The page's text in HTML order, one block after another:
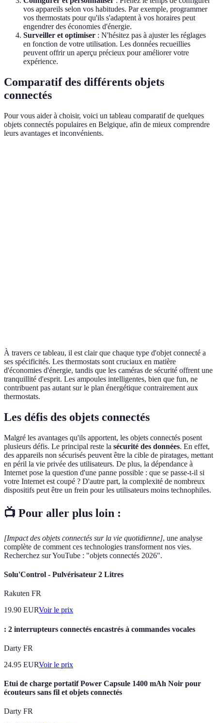
vos appareils selon vos habitudes. Par exemple, programmer
vos thermostats pour qu'ils s'adaptent à vos horaires peut
engendrer des économies d'énergie.
Surveiller et optimiser : N'hésitez pas à ajuster les réglages
en fonction de votre utilisation. Les données recueillies
peuvent offrir un aperçu précieux pour améliorer votre
expérience.
Comparatif des différents objets
connectés
Pour vous aider à choisir, voici un tableau comparatif de quelques
objets connectés populaires en Belgique, afin de mieux comprendre
leurs avantages et inconvénients.
À travers ce tableau, il est clair que chaque type d'objet connecté a
ses spécificités. Les thermostats sont cruciaux en matière
d'économies d'énergie, tandis que les caméras de sécurité offrent une
tranquillité d'esprit. Les ampoules intelligentes, bien que fun, ne
contribuent pas autant sur le plan énergétique contrairement aux
thermostats.
Les défis des objets connectés
Malgré les avantages qu'ils apportent, les objets connectés posent
plusieurs défis. Le principal reste la sécurité des données. En effet,
des appareils non sécurisés peuvent être la cible de piratages, mettant
en péril la vie privée des utilisateurs. De plus, la dépendance à
Internet pose la question d'une panne possible : que se passe-t-il si
votre Internet est coupé ? D'autre part, la complexité de nombreux
dispositifs peut être un frein pour les utilisateurs moins technophiles.
📺 Pour aller plus loin :
[Impact des objets connectés sur la vie quotidienne], une analyse
complète de comment ces technologies transforment nos vies.
Recherchez sur YouTube : "objets connectés 2026".
Solu'Control - Pulvérisateur 2 Litres
Rakuten FR
19.90 EURVoir le prix
: 2 interrupteurs connectés encastrés à commandes vocales
Darty FR
24.95 EURVoir le prix
Etui de charge portatif Power Capsule 1400 mAh Noir pour
écouteurs sans fil et objets connectés
Darty FR